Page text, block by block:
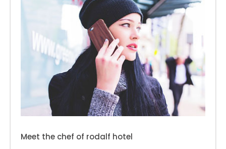
Meet the chef of rodalf hotel